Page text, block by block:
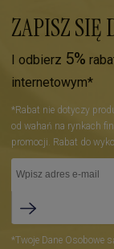
ZAPISZ SIĘ
I odbierz 5%
internetowym*
*Rabat nie dotyczy
od wahań na rynkach
promocji. Rabat do
*Twoje Dane Osobowe